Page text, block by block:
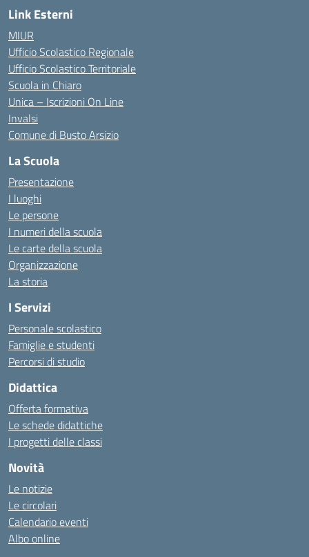
Link Esterni
MIUR
Ufficio Scolastico Regionale
Ufficio Scolastico Territoriale
Scuola in Chiaro
Unica – Iscrizioni On Line
Invalsi
Comune di Busto Arsizio
La Scuola
Presentazione
I luoghi
Le persone
I numeri della scuola
Le carte della scuola
Organizzazione
La storia
I Servizi
Personale scolastico
Famiglie e studenti
Percorsi di studio
Didattica
Offerta formativa
Le schede didattiche
I progetti delle classi
Novità
Le notizie
Le circolari
Calendario eventi
Albo online